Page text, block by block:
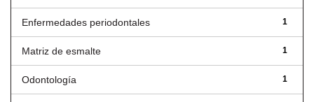
1
Enfermedades periodontales
1
Matriz de esmalte
1
Odontología